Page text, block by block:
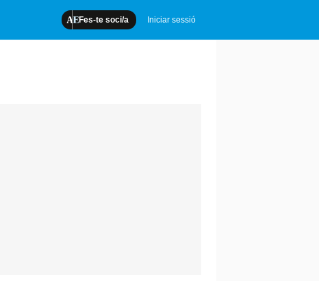
Fes-te soci/a Iniciar sessió